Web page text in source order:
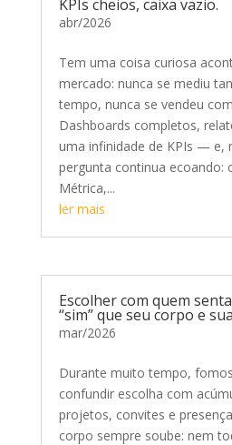
KPIs cheios, caixa vazio.
abr/2026
Tem uma coisa curiosa
mercado: nunca se mediu
tempo, nunca se vendeu
Dashboards completos,
uma infinidade de KPIs — e,
pergunta continua ecoando:
Métrica,...
ler mais
Escolher com quem
“sim” que seu corpo e
mar/2026
Durante muito tempo,
confundir escolha com
projetos, convites e
corpo sempre soube: nem